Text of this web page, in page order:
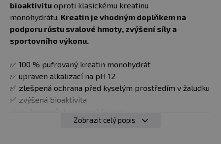
bioaktivitu oproti klasickému kreatinu
monohydrátu. Kreatin je vhodným doplňkem na
podporu růstu svalové hmoty, zvýšení síly a
sportovního výkonu.
✅ 100 % pufrovaný kreatin monohydrát
✅ upraven alkalizací na pH 12
✅ zlešpená ochrana před kyselým prostředím v žaludku
✅ zvýšená bioaktivita
✅ pozitivní vliv na zvýšení síly a zlepšení sportovního
Zobrazit celý popis